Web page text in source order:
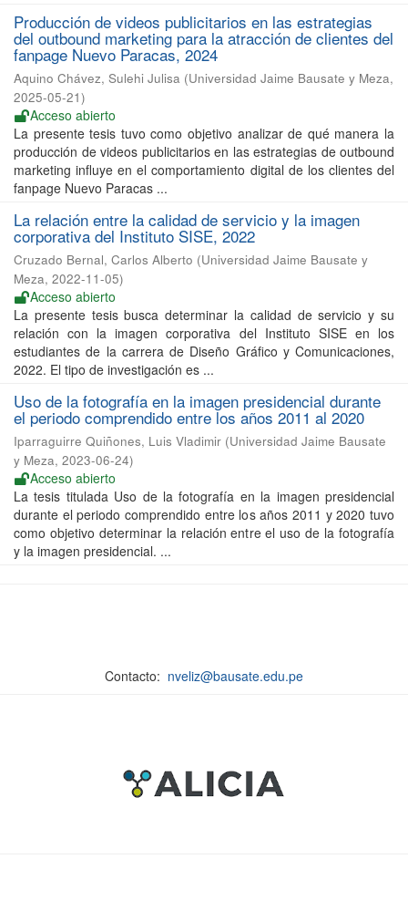
Producción de videos publicitarios en las estrategias
del outbound marketing para la atracción de clientes del
fanpage Nuevo Paracas, 2024
Aquino Chávez, Sulehi Julisa (Universidad Jaime Bausate y Meza,
2025-05-21)
Acceso abierto
La presente tesis tuvo como objetivo analizar de qué manera la
producción de videos publicitarios en las estrategias de outbound
marketing influye en el comportamiento digital de los clientes del
fanpage Nuevo Paracas ...
La relación entre la calidad de servicio y la imagen
corporativa del Instituto SISE, 2022
Cruzado Bernal, Carlos Alberto (Universidad Jaime Bausate y
Meza, 2022-11-05)
Acceso abierto
La presente tesis busca determinar la calidad de servicio y su
relación con la imagen corporativa del Instituto SISE en los
estudiantes de la carrera de Diseño Gráfico y Comunicaciones,
2022. El tipo de investigación es ...
Uso de la fotografía en la imagen presidencial durante
el periodo comprendido entre los años 2011 al 2020
Iparraguirre Quiñones, Luis Vladimir (Universidad Jaime Bausate
y Meza, 2023-06-24)
Acceso abierto
La tesis titulada Uso de la fotografía en la imagen presidencial
durante el periodo comprendido entre los años 2011 y 2020 tuvo
como objetivo determinar la relación entre el uso de la fotografía
y la imagen presidencial. ...
Contacto: nveliz@bausate.edu.pe